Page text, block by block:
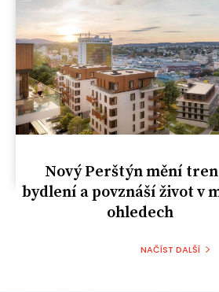
Nový Perštýn mění
bydlení a povznáší život v
ohledech
NAČÍST DALŠÍ